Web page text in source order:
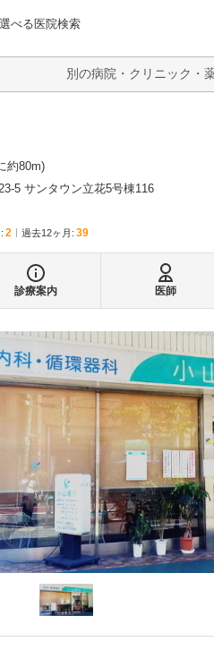
べる医院検索
約80m)
5 サンタウン立花5号棟116
: 2 過去12ヶ月: 39
診療案内 医師